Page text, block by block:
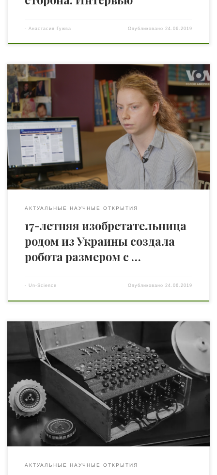
- Анастасия Гужва Опубликовано24.06.2019
Ей было 3,5 года, когда родители оставили
ЛьвовКапсула-робот со структурой ДНК и
иммигрировали в США. Сегодня 17-летняя София
Лысенко ведет переговоры с крупными
фармакологическими компаниями о возможном
сотрудничестве. София Лысенко ученица 11 класса в
Пенсильвании. Она интересуется наукой с детства. Еще
в начальных классах начала задумываться над
решением самых больших […]
АКТУАЛЬНЫЕ НАУЧНЫЕ ОТКРЫТИЯ
17-летняя изобретательница
родом из Украины создала
робота размером с …
- Un-Science Опубликовано24.06.2019
Тайно проникнуть в намерения и замыслы противника,
выявить его сильные и слабые стороны, предугадать, а
часом и предотвратить планы — вот что представляет
собою феномен разведки. Начало прошлого столетия
по праву заслуживает звания века расцвета искусства
разведки и контрразведки. Это статья не воспевание
гимна Германии времен Второй Мировой, а еще […]
АКТУАЛЬНЫЕ НАУЧНЫЕ ОТКРЫТИЯ